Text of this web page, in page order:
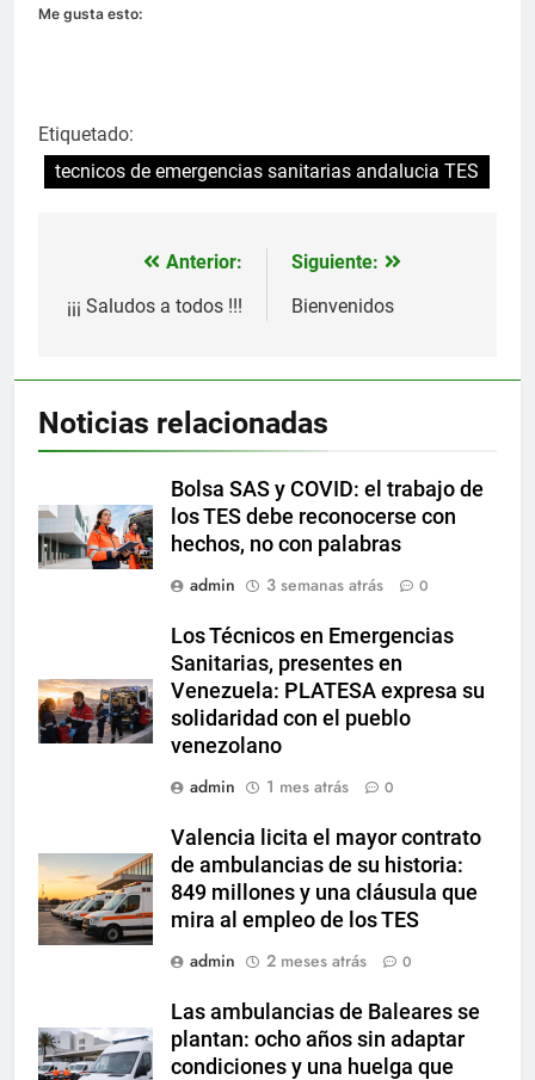
Me gusta esto:
Etiquetado:
tecnicos de emergencias sanitarias andalucia TES
Navegación
de
Anterior:
¡¡¡ Saludos a todos !!!
Siguiente:
Bienvenidos
Noticias relacionadas
Bolsa SAS y COVID: el trabajo de
los TES debe reconocerse con
hechos, no con palabras
admin
3 semanas atrás 0
Los Técnicos en Emergencias
Sanitarias, presentes en
Venezuela: PLATESA expresa su
solidaridad con el pueblo
venezolano
admin
1 mes atrás 0
Valencia licita el mayor contrato
de ambulancias de su historia:
849 millones y una cláusula que
mira al empleo de los TES
admin
2 meses atrás 0
Las ambulancias de Baleares se
plantan: ocho años sin adaptar
condiciones y una huelga que